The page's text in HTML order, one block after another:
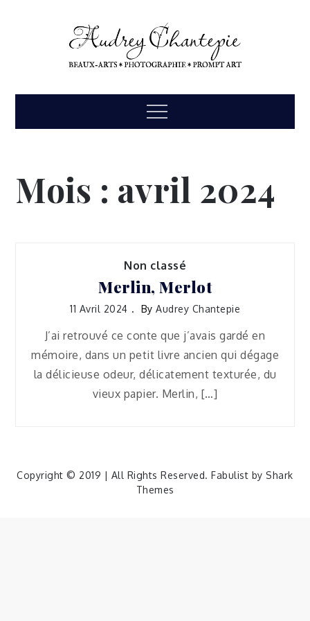
Menu
Mois : avril 2024
Non classé
Merlin, Merlot
11 Avril 2024 By Audrey Chantepie
J’ai retrouvé ce conte que j’avais gardé en
mémoire, dans un petit livre ancien qui dégage
la délicieuse odeur, délicatement texturée, du
vieux papier. Merlin, […]
Copyright © 2019 | All Rights Reserved. Fabulist by Shark
Themes